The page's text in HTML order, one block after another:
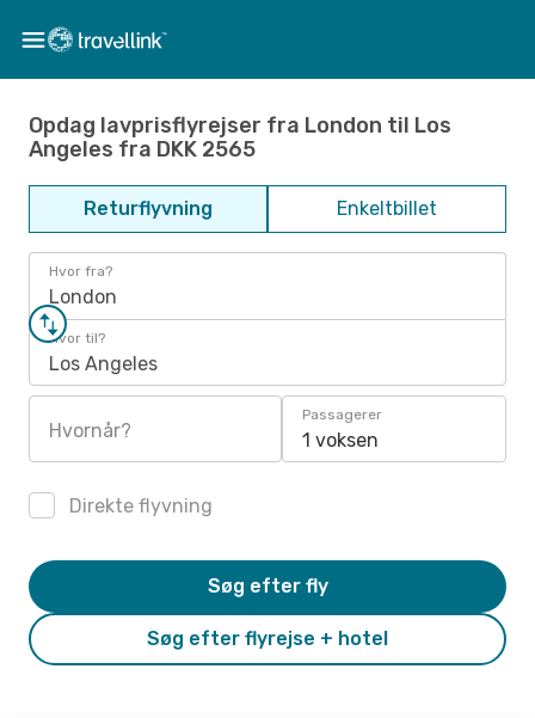
Opdag lavprisflyrejser fra London til Los
Angeles fra DKK 2565
Returflyvning Enkeltbillet
Hvor fra?
London
Hvor til?
Los Angeles
Hvornår?
Passagerer
1 voksen
Direkte flyvning
Søg efter flyrejse + hotel
Søg efter fly